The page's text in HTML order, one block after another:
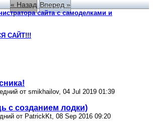
« Назад Вперед »
сайта с самоделками и
САЙТ!!!
от smikhailov, 04 Jul 2019 01:39
с созданием лодки)
от PatrickKt, 08 Sep 2016 09:20